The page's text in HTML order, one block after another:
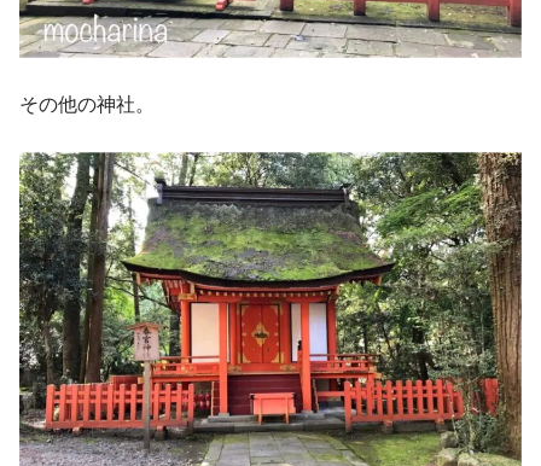
その他の神社。